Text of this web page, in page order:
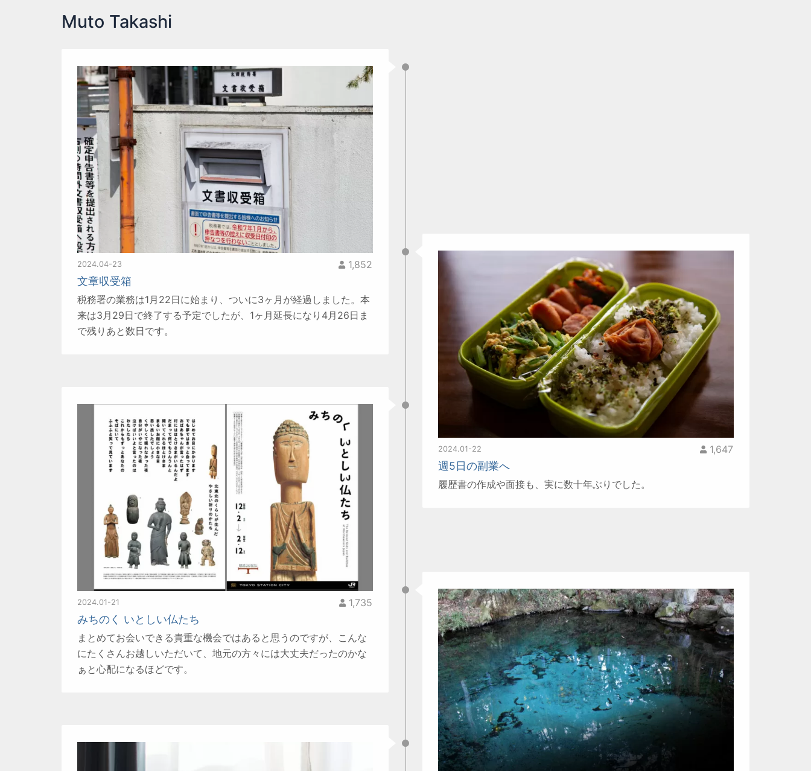
Muto Takashi
2024.04-23 1,852
文章収受箱
税務署の業務は1月22日に始まり、ついに3ヶ月が経過しました。本
来は3月29日で終了する予定でしたが、1ヶ月延長になり4月26日ま
で残りあと数日です。
2024.01-22 1,647
週5日の副業へ
履歴書の作成や面接も、実に数十年ぶりでした。
2024.01-21 1,735
みちのく いとしい仏たち
まとめてお会いできる貴重な機会ではあると思うのですが、こんな
にたくさんお越しいただいて、地元の方々には大丈夫だったのかな
ぁと心配になるほどです。